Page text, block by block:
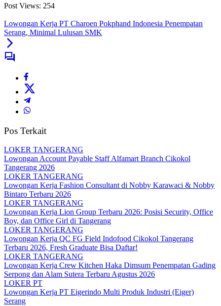
Post Views: 254
Lowongan Kerja PT Charoen Pokphand Indonesia Penempatan
Serang, Minimal Lulusan SMK
Pos Terkait
LOKER TANGERANG
Lowongan Account Payable Staff Alfamart Branch Cikokol
Tangerang 2026
LOKER TANGERANG
Lowongan Kerja Fashion Consultant di Nobby Karawaci & Nobby
Bintaro Terbaru 2026
LOKER TANGERANG
Lowongan Kerja Lion Group Terbaru 2026: Posisi Security, Office
Boy, dan Office Girl di Tangerang
LOKER TANGERANG
Lowongan Kerja QC FG Field Indofood Cikokol Tangerang
Terbaru 2026, Fresh Graduate Bisa Daftar!
LOKER TANGERANG
Lowongan Kerja Crew Kitchen Haka Dimsum Penempatan Gading
Serpong dan Alam Sutera Terbaru Agustus 2026
LOKER PT
Lowongan Kerja PT Eigerindo Multi Produk Industri (Eiger)
Serang